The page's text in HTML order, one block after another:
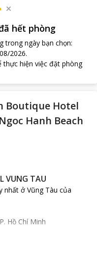
hết phòng
trong ngày bạn chọn:
2026.
thực hiện việc đặt phòng
Boutique Hotel
Hanh Beach
VUNG TAU
nhất ở Vũng Tàu của
Hồ Chí Minh
lạc ngay trung tâm du lịch